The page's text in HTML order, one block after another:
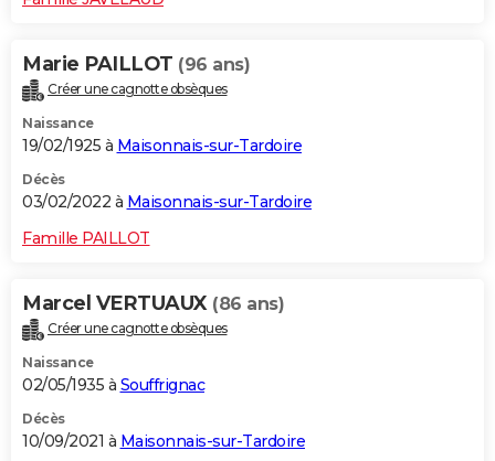
Marie PAILLOT (96 ans)
Créer une cagnotte obsèques
Naissance
19/02/1925 à Maisonnais-sur-Tardoire
Décès
03/02/2022 à Maisonnais-sur-Tardoire
Famille PAILLOT
Marcel VERTUAUX (86 ans)
Créer une cagnotte obsèques
Naissance
02/05/1935 à Souffrignac
Décès
10/09/2021 à Maisonnais-sur-Tardoire